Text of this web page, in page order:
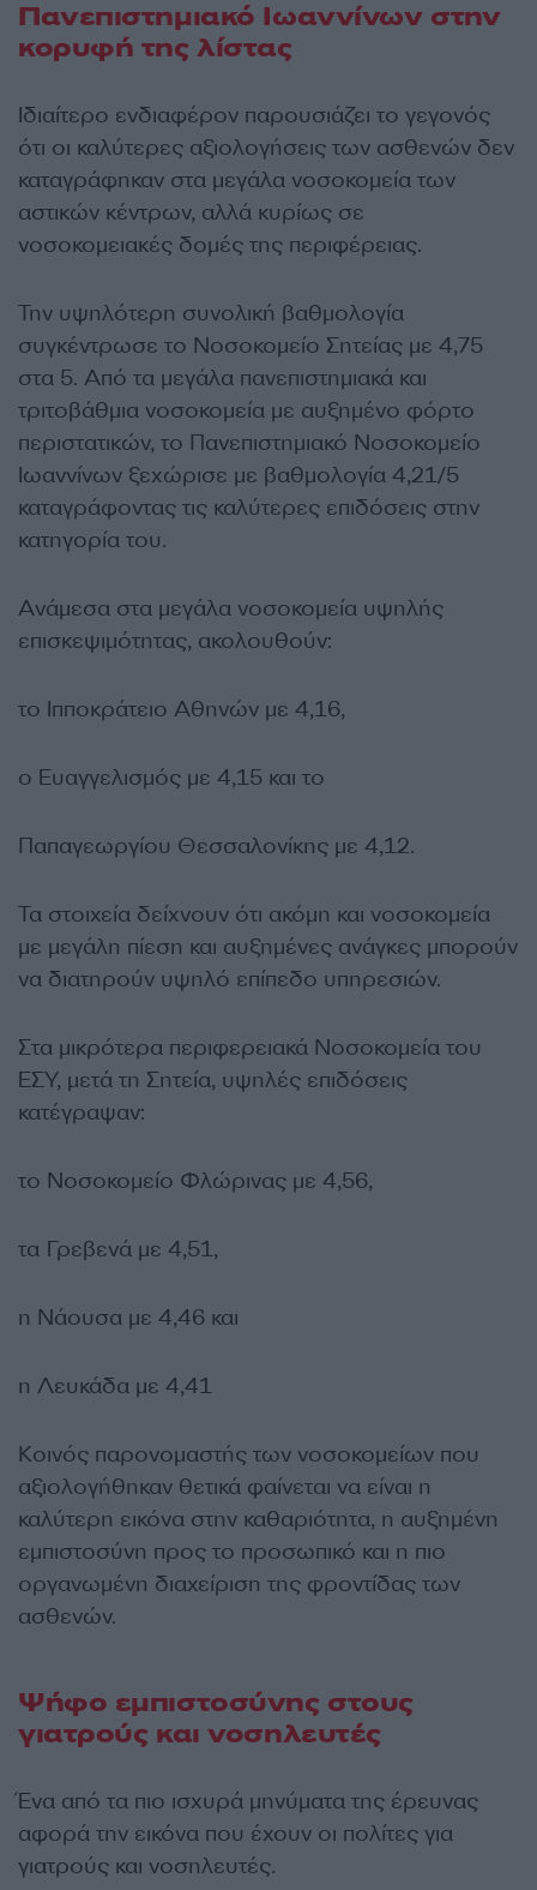
Πανεπιστημιακό Ιωαννίνων στην
κορυφή της λίστας
Ιδιαίτερο ενδιαφέρον παρουσιάζει το γεγονός
ότι οι καλύτερες αξιολογήσεις των ασθενών δεν
καταγράφηκαν στα μεγάλα νοσοκομεία των
αστικών κέντρων, αλλά κυρίως σε
νοσοκομειακές δομές της περιφέρειας.
Την υψηλότερη συνολική βαθμολογία
συγκέντρωσε το Νοσοκομείο Σητείας με 4,75
στα 5. Από τα μεγάλα πανεπιστημιακά και
τριτοβάθμια νοσοκομεία με αυξημένο φόρτο
περιστατικών, το Πανεπιστημιακό Νοσοκομείο
Ιωαννίνων ξεχώρισε με βαθμολογία 4,21/5
καταγράφοντας τις καλύτερες επιδόσεις στην
κατηγορία του.
Ανάμεσα στα μεγάλα νοσοκομεία υψηλής
επισκεψιμότητας, ακολουθούν:
το Ιπποκράτειο Αθηνών με 4,16,
ο Ευαγγελισμός με 4,15 και το
Παπαγεωργίου Θεσσαλονίκης με 4,12.
Τα στοιχεία δείχνουν ότι ακόμη και νοσοκομεία
με μεγάλη πίεση και αυξημένες ανάγκες μπορούν
να διατηρούν υψηλό επίπεδο υπηρεσιών.
Στα μικρότερα περιφερειακά Νοσοκομεία του
ΕΣΥ, μετά τη Σητεία, υψηλές επιδόσεις
κατέγραψαν:
το Νοσοκομείο Φλώρινας με 4,56,
τα Γρεβενά με 4,51,
η Νάουσα με 4,46 και
η Λευκάδα με 4,41
Κοινός παρονομαστής των νοσοκομείων που
αξιολογήθηκαν θετικά φαίνεται να είναι η
καλύτερη εικόνα στην καθαριότητα, η αυξημένη
εμπιστοσύνη προς το προσωπικό και η πιο
οργανωμένη διαχείριση της φροντίδας των
ασθενών.
Ψήφο εμπιστοσύνης στους
γιατρούς και νοσηλευτές
Ένα από τα πιο ισχυρά μηνύματα της έρευνας
αφορά την εικόνα που έχουν οι πολίτες για
γιατρούς και νοσηλευτές.